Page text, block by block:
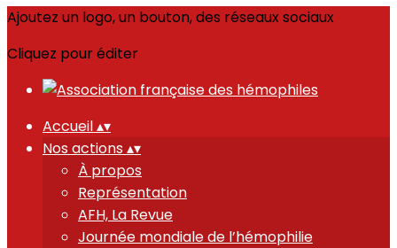
Ajoutez un logo, un bouton, des réseaux sociaux
Cliquez pour éditer
Accueil▴▾
Nos actions ▴▾
À propos
Représentation
AFH, La Revue
Journée mondiale de l’hémophilie